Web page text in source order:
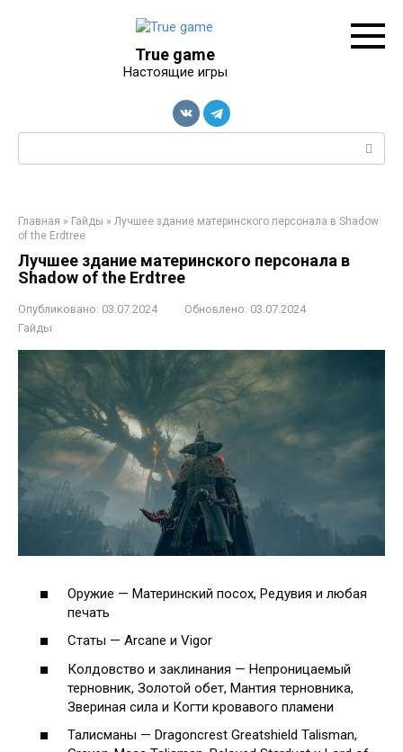
True game
Настоящие игры
Поиск:
Главная » Гайды » Лучшее здание материнского персонала в Shadow
of the Erdtree
Лучшее здание материнского персонала в
Shadow of the Erdtree
Опубликовано: 03.07.2024 Обновлено: 03.07.2024
Гайды
Оружие — Материнский посох, Редувия и любая
печать
Статы — Arcane и Vigor
Колдовство и заклинания — Непроницаемый
терновник, Золотой обет, Мантия терновника,
Звериная сила и Когти кровавого пламени
Талисманы — Dragoncrest Greatshield Talisman,